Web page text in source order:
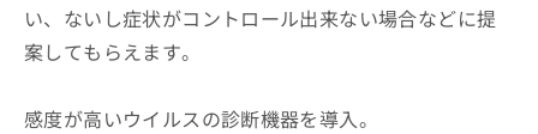
い、ないし症状がコントロール出来ない場合などに提
案してもらえます。
感度が高いウイルスの診断機器を導入。